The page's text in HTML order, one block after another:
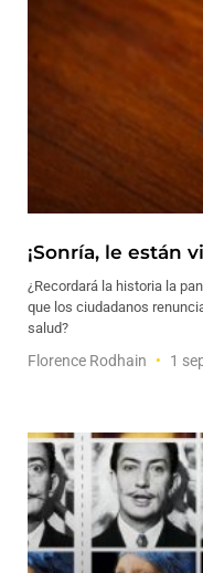
¡Sonría, le están
¿Recordará la historia la
que los ciudadanos
salud?
Florence Rodhain 1